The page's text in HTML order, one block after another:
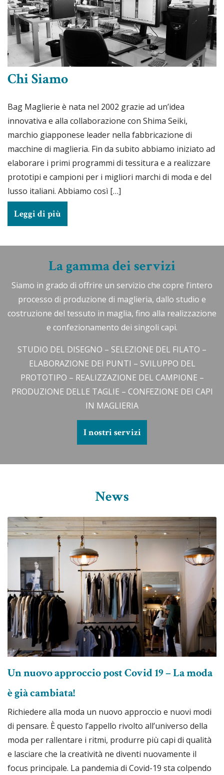
Chi Siamo
Bag Maglierie è nata nel 2002 grazie ad un’idea
innovativa e alla collaborazione con Shima Seiki,
marchio giapponese leader nella fabbricazione di
macchine di maglieria. Fin da subito abbiamo iniziato ad
elaborare i primi programmi di tessitura e a realizzare
prototipi e campioni per i migliori marchi di moda e del
lusso italiani. Abbiamo così […]
Leggi di più
La gamma dei servizi
Siamo in grado di offrire un servizio che copre l’intero
processo di produzione di maglieria, dallo studio e
costruzione del tessuto in maglia, fino alla realizzazione
e confezionamento dei singoli capi.
STUDIO DEL DISEGNO – SELEZIONE DEL FILATO –
ELABORAZIONE DEI PUNTI – SVILUPPO DEL
PROTOTIPO – REALIZZAZIONE DEL CAMPIONE –
PRODUZIONE DELLE TAGLIE – CONFEZIONE DEI CAPI
IN MAGLIERIA
I nostri servizi
News
Un nuovo approccio post Covid 19 – La moda
è già cambiata!
Richiedere alla moda un nuovo approccio e nuovi modi
di pensare. È questo l’appello rivolto all’universo della
moda per rallentare i ritmi, produrre più capi di qualità
e lasciare che la creatività ne diventi nuovamente il
focus principale. La pandemia di Covid-19 sta colpendo